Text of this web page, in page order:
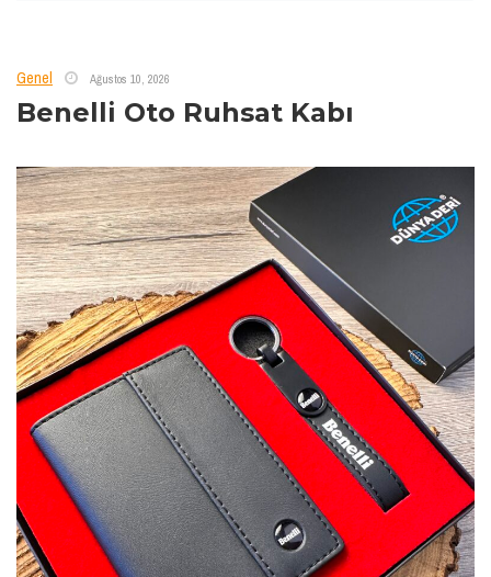
Genel Ağustos 10, 2026
Benelli Oto Ruhsat Kabı